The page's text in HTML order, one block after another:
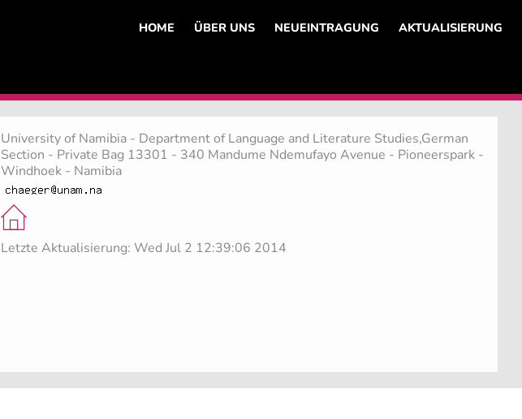
HOME ÜBER UNS NEUEINTRAGUNG AKTUALISIERUNG
University of Namibia - Department of Language and Literature Studies,German
Section - Private Bag 13301 - 340 Mandume Ndemufayo Avenue - Pioneerspark -
Windhoek - Namibia
Letzte Aktualisierung: Wed Jul 2 12:39:06 2014